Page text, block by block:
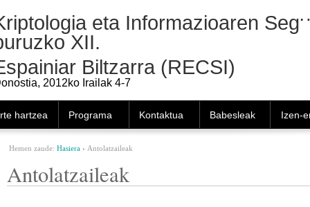
eta Informazioaren
XII.
Biltzarra (RECSI)
2012ko Irailak 4-7
hartzea Programa Kontaktua Babesleak Izen-
Hemen zaude: Hasiera › Antolatzaileak
Antolatzaileak